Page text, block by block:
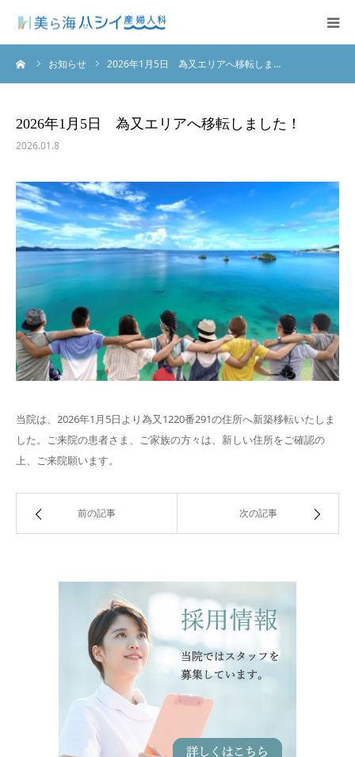
お知らせ 2026年1月5日 為又エリアへ移転しま…
2026年1月5日 為又エリアへ移転しました！
2026.01.8
当院は、2026年1月5日より為又1220番291の住所へ新築移転いたしま
した。ご来院の患者さま、ご家族の方々は、新しい住所をご確認の
上、ご来院願います。
前の記事 次の記事
クリニックのご紹介
アクセス
Facebook